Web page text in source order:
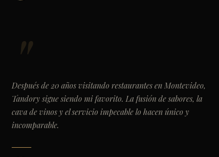
Después de 20 años visitando restaurantes en Montevideo,
Tandory sigue siendo mi favorito. La fusión de sabores, la
cava de vinos y el servicio impecable lo hacen único y
incomparable.